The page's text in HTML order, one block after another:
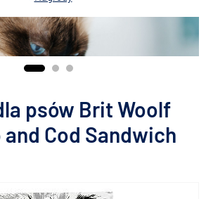
psów Brit Woolf
Cod Sandwich